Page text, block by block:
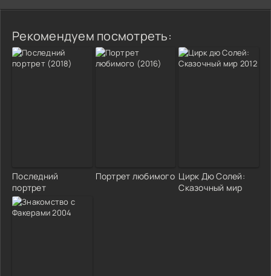
Рекомендуем посмотреть:
Последний
портрет
Портрет любимого Цирк Дю Солей:
Сказочный мир